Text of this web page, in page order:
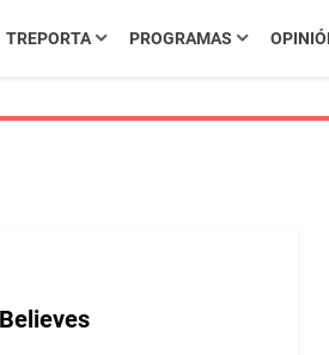
TREPORTA PROGRAMAS